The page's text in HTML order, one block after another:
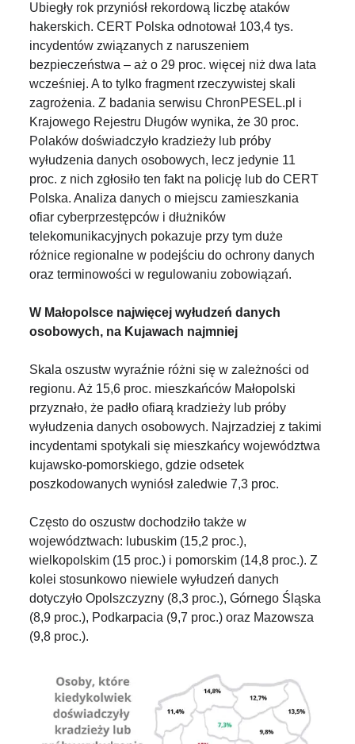
Ubiegły rok przyniósł rekordową liczbę ataków
hakerskich. CERT Polska odnotował 103,4 tys.
incydentów związanych z naruszeniem
bezpieczeństwa – aż o 29 proc. więcej niż dwa lata
wcześniej. A to tylko fragment rzeczywistej skali
zagrożenia. Z badania serwisu ChronPESEL.pl i
Krajowego Rejestru Długów wynika, że 30 proc.
Polaków doświadczyło kradzieży lub próby
wyłudzenia danych osobowych, lecz jedynie 11
proc. z nich zgłosiło ten fakt na policję lub do CERT
Polska. Analiza danych o miejscu zamieszkania
ofiar cyberprzestępców i dłużników
telekomunikacyjnych pokazuje przy tym duże
różnice regionalne w podejściu do ochrony danych
oraz terminowości w regulowaniu zobowiązań.
W Małopolsce najwięcej wyłudzeń danych
osobowych, na Kujawach najmniej
Skala oszustw wyraźnie różni się w zależności od
regionu. Aż 15,6 proc. mieszkańców Małopolski
przyznało, że padło ofiarą kradzieży lub próby
wyłudzenia danych osobowych. Najrzadziej z takimi
incydentami spotykali się mieszkańcy województwa
kujawsko-pomorskiego, gdzie odsetek
poszkodowanych wyniósł zaledwie 7,3 proc.
Często do oszustw dochodziło także w
województwach: lubuskim (15,2 proc.),
wielkopolskim (15 proc.) i pomorskim (14,8 proc.). Z
kolei stosunkowo niewiele wyłudzeń danych
dotyczyło Opolszczyzny (8,3 proc.), Górnego Śląska
(8,9 proc.), Podkarpacia (9,7 proc.) oraz Mazowsza
(9,8 proc.).